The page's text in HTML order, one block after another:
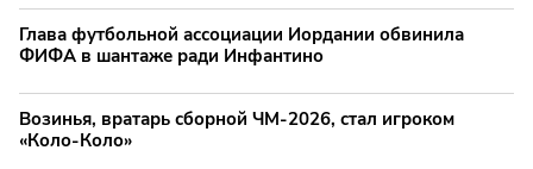
Глава футбольной ассоциации Иордании обвинила
ФИФА в шантаже ради Инфантино
Возинья, вратарь сборной ЧМ-2026, стал игроком
«Коло-Коло»